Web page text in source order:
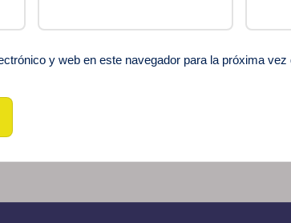
y web en este navegador para la próxima vez